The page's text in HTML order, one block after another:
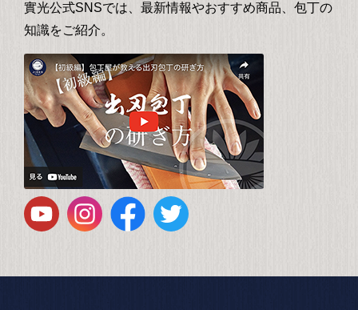
實光公式SNSでは、最新情報やおすすめ商品、包丁の
知識をご紹介。